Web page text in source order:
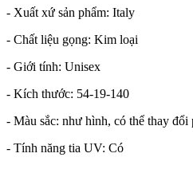
- Xuất xứ sản phẩm: Italy
- Chất liệu gọng: Kim loại
- Giới tính: Unisex
- Kích thước: 54-19-140
- Màu sắc: như hình, có thể thay đổi
- Tính năng tia UV: Có